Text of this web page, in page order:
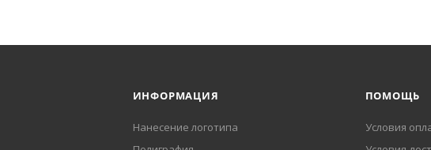
ИНФОРМАЦИЯ
Нанесение логотипа
ПОМОЩЬ
Условия